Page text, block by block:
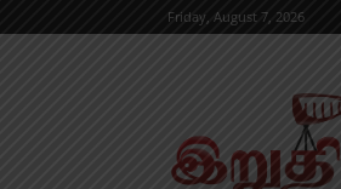
Friday, August 7, 2026